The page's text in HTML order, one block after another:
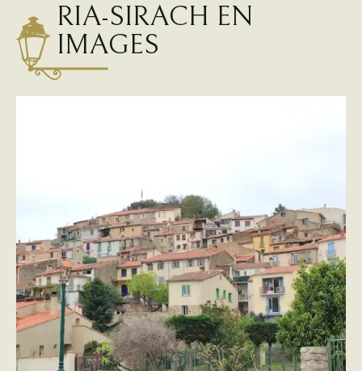
RIA-SIRACH EN
IMAGES